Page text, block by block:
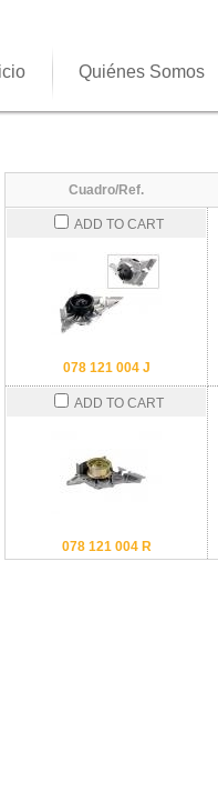
Quiénes Somos
Cuadro/Ref.
ADD TO CART
078 121 004 J
ADD TO CART
078 121 004 R